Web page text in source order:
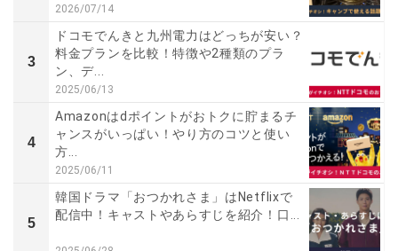
2026/07/14
3
ドコモでんきと九州電力はどっちが安い？
料金プランを比較！特徴や2種類のプラ
ン、デ...
2025/06/13
4
Amazonはdポイントがおトクに貯まるチ
ャンスがいっぱい！やり方のコツと使い
方...
2025/06/11
5
韓国ドラマ「おつかれさま」はNetflixで
配信中！キャストやあらすじを紹介！口...